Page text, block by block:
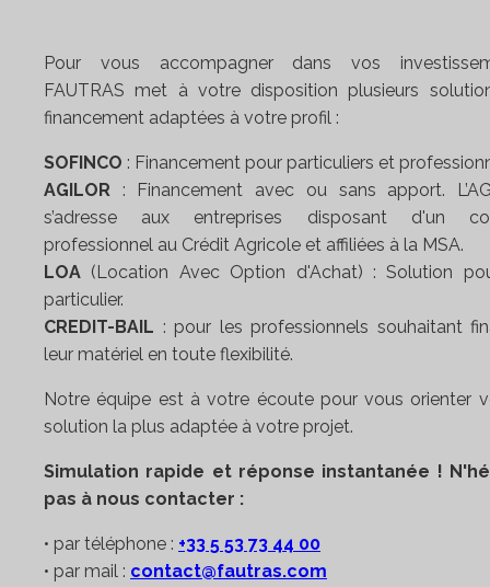
Pour vous accompagner dans vos
FAUTRAS met à votre disposition plusieurs
financement adaptées à votre profil :
SOFINCO : Financement pour particuliers et
AGILOR : Financement avec ou sans apport.
s’adresse aux entreprises disposant d'un
professionnel au Crédit Agricole et affiliées à la MSA.
LOA (Location Avec Option d'Achat) : Solution
particulier.
CREDIT-BAIL : pour les professionnels souhaitant
leur matériel en toute flexibilité.
Notre équipe est à votre écoute pour vous orienter
solution la plus adaptée à votre projet.
Simulation rapide et réponse instantanée !
pas à nous contacter :
• par téléphone : +33 5 53 73 44 00
• par mail : contact@fautras.com